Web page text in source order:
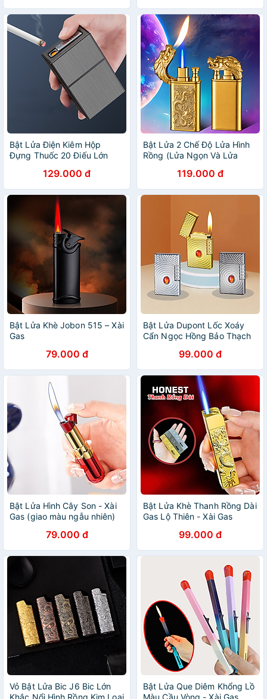
Bật Lửa Điện Kiêm Hộp
Đựng Thuốc 20 Điếu Lớn
129.000 đ
Bật Lửa 2 Chế Độ Lửa Hình
Rồng (Lửa Ngọn Và Lửa
119.000 đ
Bật Lửa Khè Jobon 515 – Xài
Gas
79.000 đ
Bật Lửa Dupont Lốc Xoáy
Cẩn Ngọc Hồng Bảo Thạch
ngẫu nhiên)99.000 đ
Bật Lửa Hình Cây Son - Xài
Gas (giao màu ngẫu nhiên)
79.000 đ
Bật Lửa Khè Thanh Rồng Dài
Gas Lộ Thiên - Xài Gas
99.000 đ
Vỏ Bật Lửa Bic J6 Bic Lớn
Khắc Nổi Hình Rồng Kim Loại
Bật Lửa Que Diêm Khổng Lồ
Màu Cầu Vòng - Xài Gas